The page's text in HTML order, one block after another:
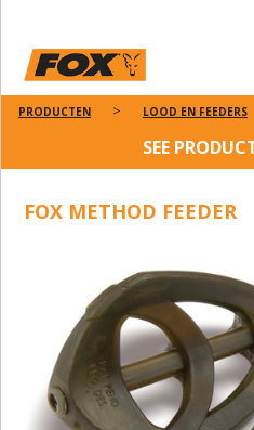
PRODUCTEN LOOD EN FEEDERS
SEE
FOX METHOD FEEDER